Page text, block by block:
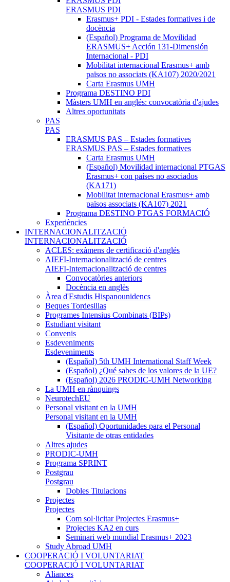
ERASMUS PDI
Erasmus+ PDI - Estades formatives i de
docència
(Español) Programa de Movilidad
ERASMUS+ Acción 131-Dimensión
Internacional - PDI
Mobilitat internacional Erasmus+ amb
països no associats (KA107) 2020/2021
Carta Erasmus UMH
Programa DESTINO PDI
Màsters UMH en anglés: convocatòria d'ajudes
Altres oportunitats
PAS
PAS
ERASMUS PAS – Estades formatives
ERASMUS PAS – Estades formatives
Carta Erasmus UMH
(Español) Movilidad internacional PTGAS
Erasmus+ con países no asociados
(KA171)
Mobilitat internacional Erasmus+ amb
països associats (KA107) 2021
Programa DESTINO PTGAS FORMACIÓ
Experiències
INTERNACIONALITZACIÓ
INTERNACIONALITZACIÓ
ACLES: exàmens de certificació d'anglés
AIEFI-Internacionalització de centres
AIEFI-Internacionalització de centres
Convocatòries anteriors
Docència en anglès
Àrea d'Estudis Hispanounidencs
Beques Tordesillas
Programes Intensius Combinats (BIPs)
Estudiant visitant
Convenis
Esdeveniments
Esdeveniments
(Español) 5th UMH International Staff Week
(Español) ¿Qué sabes de los valores de la UE?
(Español) 2026 PRODIC-UMH Networking
La UMH en rànquings
NeurotechEU
Personal visitant en la UMH
Personal visitant en la UMH
(Español) Oportunidades para el Personal
Visitante de otras entidades
Altres ajudes
PRODIC-UMH
Programa SPRINT
Postgrau
Postgrau
Dobles Titulacions
Projectes
Projectes
Com sol·licitar Projectes Erasmus+
Projectes KA2 en curs
Seminari web mundial Erasmus+ 2023
Study Abroad UMH
COOPERACIÓ I VOLUNTARIAT
COOPERACIÓ I VOLUNTARIAT
Aliances